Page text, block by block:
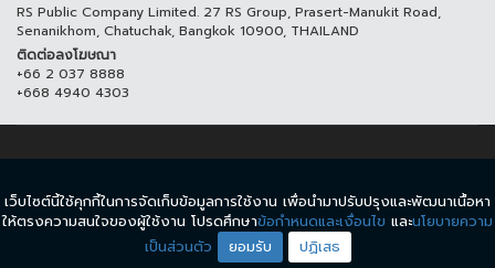
RS Public Company Limited. 27 RS Group, Prasert-Manukit Road,
Senanikhom, Chatuchak, Bangkok 10900, THAILAND
ติดต่อลงโฆษณา
+66 2 037 8888
+668 4940 4303
© COPYRIGHT 2017 THAICH8.COM, ALL RIGHT RESERVED.
ข้อกำหนดและเงื่อนไข นโยบายความเป็นส่วนตัว
เว็บไซต์นี้ใช้คุกกี้ในการจัดเก็บข้อมูลการใช้งาน เพื่อนำมาปรับปรุงและพัฒนาเนื้อหา
ให้ตรงความสนใจของผู้ใช้งาน โปรดศึกษาข้อกำหนดและเงื่อนไข และนโยบายความ
เป็นส่วนตัว
ยอมรับ ปฏิเสธ